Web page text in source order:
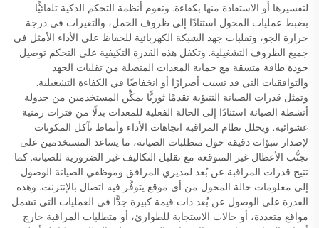
لتفسيرها أو الاستفادة منها بكفاءة. وتقوم أنظمة التحكم الذكية تلقائيًّا
بضبط عمليات المحول استنادًا إلى ظروف الحمل، والتغيرات في درجة
حرارة الجو، وتقلبات جهد الشبكة الكهربائية للحفاظ على الأداء الأمثل في
جميع الظروف التشغيلية. وتكفل هذه القدرة التكيفية على التحكم توصيل
جودة طاقة متسقة مع حماية المعدات المتصلة من تقلبات الجهد
والتوافقيات التي قد تسبب أضرارًا أو انخفاضًا في الكفاءة التشغيلية.
وتمثل قدرات الصيانة التنبؤية تقدمًا ثوريًّا يمكِّن المستخدمين من جدولة
أنشطة الصيانة استنادًا إلى الحالة الفعلية للمعدات بدلًا من فترات زمنية
عشوائية. ويحلل نظام المراقبة اتجاهات الأداء وأنماط تآكل المكونات
لإصدار تنبؤات دقيقة حول متطلبات الصيانة، ما يساعد المستخدمين على
تجنُّب الأعطال غير المتوقعة مع تقليل التكاليف غير الضرورية للصيانة. كما
تتيح قدرات المراقبة عن بُعد لمديري المرافق وموظفي الصيانة الوصول
إلى معلومات حالة المحول من أي موقع يتوفَّر فيه اتصال بالإنترنت. وهذه
القدرة على الوصول عن بُعد ذات قيمة كبيرة جدًّا في العمليات التي تشمل
مواقع متعددة، أو حالات الاستجابة للطوارئ، أو متطلبات المراقبة خارج